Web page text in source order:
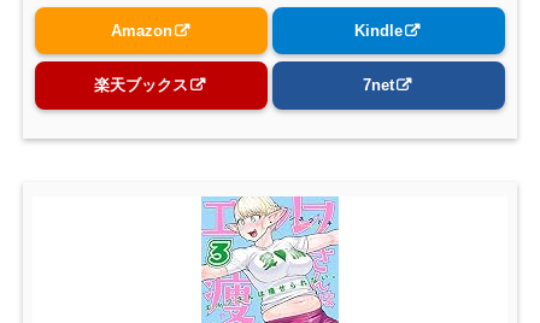
Amazon Kindle
楽天ブックス 7net